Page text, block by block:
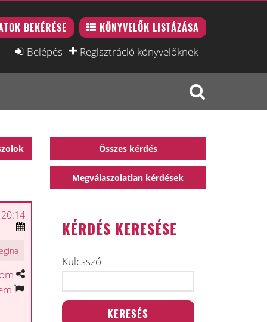
BEKÉRÉSE KÖNYVELŐK LISTÁZÁSA
Belépés Regisztráció könyvelőknek
Összes kérdés
Megválaszolatlan kérdések
KÉRDÉS KERESÉSE
Kulcsszó